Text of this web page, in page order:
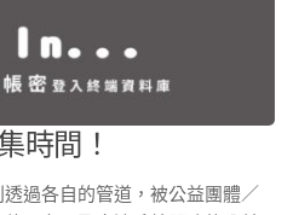
時間！
過各自的管道，被公益團體／